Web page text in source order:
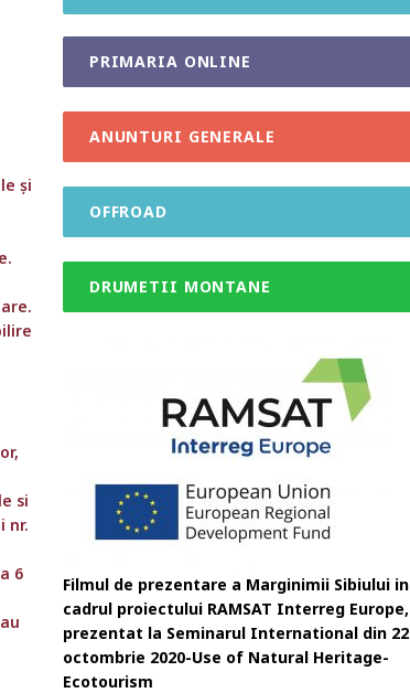
și
si
nr.
6
PRIMARIA ONLINE
ANUNTURI GENERALE
OFFROAD
DRUMETII MONTANE
Filmul de prezentare a Marginimii Sibiului in
cadrul proiectului RAMSAT Interreg Europe,
prezentat la Seminarul International din 22
octombrie 2020-Use of Natural Heritage-
Ecotourism